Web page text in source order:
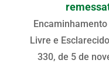
Livre e
330, de 5 de